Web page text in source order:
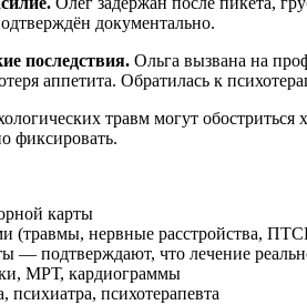
документально.
последствия. Ольга вызвана на
аппетита. Обратилась к
травм могут
фиксировать.
карты
(травмы, нервные расстройства,
— подтверждают, что лечение
МРТ, кардиограммы
психиатра, психотерапевта